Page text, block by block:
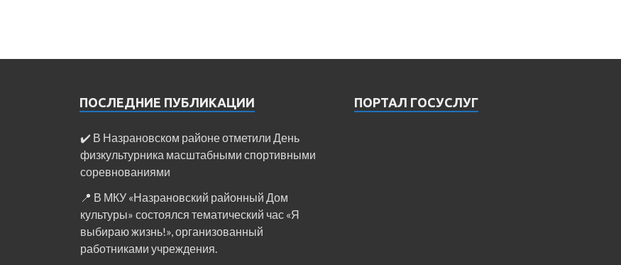
ПОСЛЕДНИЕ ПУБЛИКАЦИИ
✔️ В Назрановском районе отметили День
физкультурника масштабными спортивными
соревнованиями
📍 В МКУ «Назрановский районный Дом
культуры» состоялся тематический час «Я
выбираю жизнь!», организованный
работниками учреждения.
ПОРТАЛ ГОСУСЛУГ